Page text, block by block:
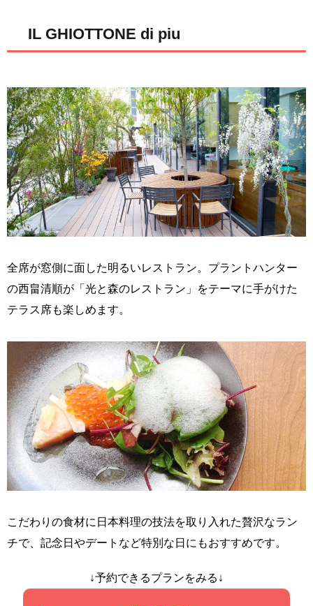
IL GHIOTTONE di piu
全席が窓側に面した明るいレストラン。プラントハンター
の西畠清順が「光と森のレストラン」をテーマに手がけた
テラス席も楽しめます。
こだわりの食材に日本料理の技法を取り入れた贅沢なラン
チで、記念日やデートなど特別な日にもおすすめです。
↓予約できるプランをみる↓